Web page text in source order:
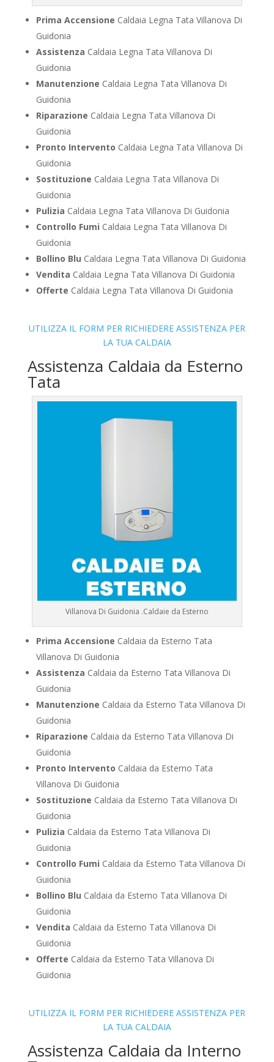
Prima Accensione Caldaia Legna Tata Villanova Di
Guidonia
Assistenza Caldaia Legna Tata Villanova Di
Guidonia
Manutenzione Caldaia Legna Tata Villanova Di
Guidonia
Riparazione Caldaia Legna Tata Villanova Di
Guidonia
Pronto Intervento Caldaia Legna Tata Villanova Di
Guidonia
Sostituzione Caldaia Legna Tata Villanova Di
Guidonia
Pulizia Caldaia Legna Tata Villanova Di Guidonia
Controllo Fumi Caldaia Legna Tata Villanova Di
Guidonia
Bollino Blu Caldaia Legna Tata Villanova Di Guidonia
Vendita Caldaia Legna Tata Villanova Di Guidonia
Offerte Caldaia Legna Tata Villanova Di Guidonia
UTILIZZA IL FORM PER RICHIEDERE ASSISTENZA PER
LA TUA CALDAIA
Assistenza Caldaia da Esterno
Tata
Villanova Di Guidonia .Caldaie da Esterno
Prima Accensione Caldaia da Esterno Tata
Villanova Di Guidonia
Assistenza Caldaia da Esterno Tata Villanova Di
Guidonia
Manutenzione Caldaia da Esterno Tata Villanova Di
Guidonia
Riparazione Caldaia da Esterno Tata Villanova Di
Guidonia
Pronto Intervento Caldaia da Esterno Tata
Villanova Di Guidonia
Sostituzione Caldaia da Esterno Tata Villanova Di
Guidonia
Pulizia Caldaia da Esterno Tata Villanova Di
Guidonia
Controllo Fumi Caldaia da Esterno Tata Villanova Di
Guidonia
Bollino Blu Caldaia da Esterno Tata Villanova Di
Guidonia
Vendita Caldaia da Esterno Tata Villanova Di
Guidonia
Offerte Caldaia da Esterno Tata Villanova Di
Guidonia
UTILIZZA IL FORM PER RICHIEDERE ASSISTENZA PER
LA TUA CALDAIA
Assistenza Caldaia da Interno